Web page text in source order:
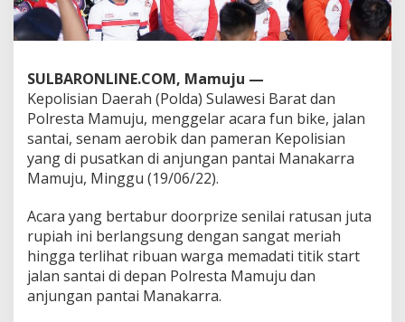
P
o
l
a
S
u
b
a
r
,
i
b
u
a
n
W
SULBARONLINE.COM, Mamuju —
Kepolisian Daerah (Polda) Sulawesi Barat dan
Polresta Mamuju, menggelar acara fun bike, jalan
santai, senam aerobik dan pameran Kepolisian
yang di pusatkan di anjungan pantai Manakarra
Mamuju, Minggu (19/06/22).
Acara yang bertabur doorprize senilai ratusan juta
rupiah ini berlangsung dengan sangat meriah
hingga terlihat ribuan warga memadati titik start
jalan santai di depan Polresta Mamuju dan
anjungan pantai Manakarra.